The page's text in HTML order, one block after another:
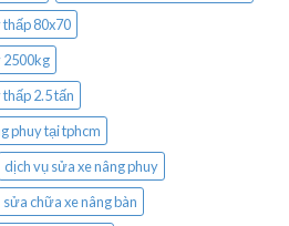
thấp 80x70
2500kg
2.5 tấn
phuy tại tphcm
dịch vụ sửa xe nâng phuy
sửa chữa xe nâng bàn